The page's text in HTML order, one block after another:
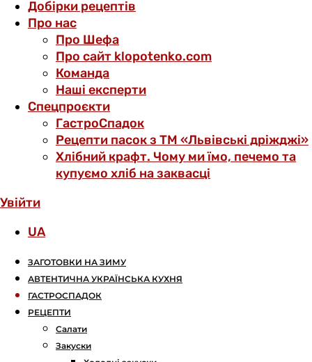
Добірки рецептів
Про нас
Про Шефа
Про сайт klopotenko.com
Команда
Наші експерти
Спецпроєкти
ГастроСпадок
Рецепти пасок з ТМ «Львівські дріжджі»
Хлібний крафт. Чому ми їмо, печемо та
купуємо хліб на заквасці
Увійти
UA
ЗАГОТОВКИ НА ЗИМУ
АВТЕНТИЧНА УКРАЇНСЬКА КУХНЯ
ГАСТРОСПАДОК
РЕЦЕПТИ
Салати
Закуски